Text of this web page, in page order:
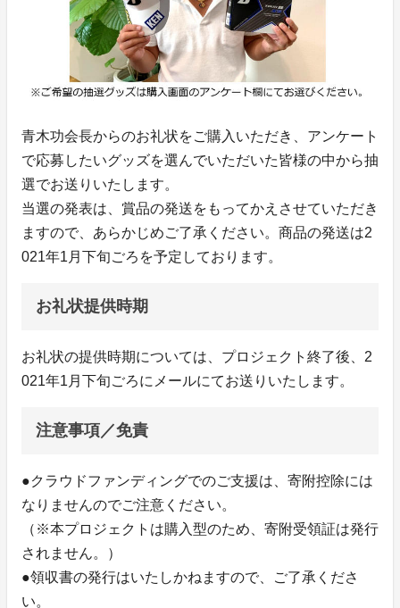
青木功会長からのお礼状をご購入いただき、アンケート
で応募したいグッズを選んでいただいた皆様の中から抽
選でお送りいたします。
当選の発表は、賞品の発送をもってかえさせていただき
ますので、あらかじめご了承ください。商品の発送は2
021年1月下旬ごろを予定しております。
お礼状提供時期
お礼状の提供時期については、プロジェクト終了後、2
021年1月下旬ごろにメールにてお送りいたします。
注意事項／免責
●クラウドファンディングでのご支援は、寄附控除には
なりませんのでご注意ください。
（※本プロジェクトは購入型のため、寄附受領証は発行
されません。）
●領収書の発行はいたしかねますので、ご了承くださ
い。